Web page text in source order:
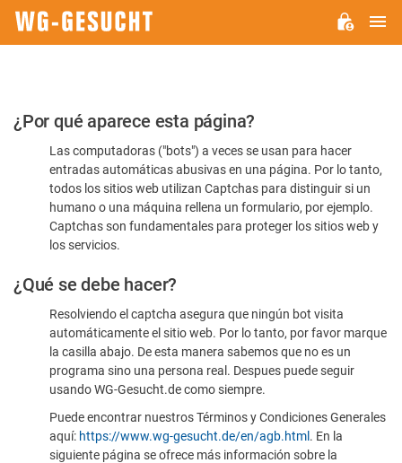
Por
favor,
confirme
humano
¿Por qué aparece esta página?
Las computadoras ("bots") a veces se usan para hacer
entradas automáticas abusivas en una página. Por lo tanto,
todos los sitios web utilizan Captchas para distinguir si un
humano o una máquina rellena un formulario, por ejemplo.
Captchas son fundamentales para proteger los sitios web y
los servicios.
¿Qué se debe hacer?
Resolviendo el captcha asegura que ningún bot visita
automáticamente el sitio web. Por lo tanto, por favor marque
la casilla abajo. De esta manera sabemos que no es un
programa sino una persona real. Despues puede seguir
usando WG-Gesucht.de como siempre.
Puede encontrar nuestros Términos y Condiciones Generales
aquí: https://www.wg-gesucht.de/en/agb.html . En la
siguiente página se ofrece más información sobre la